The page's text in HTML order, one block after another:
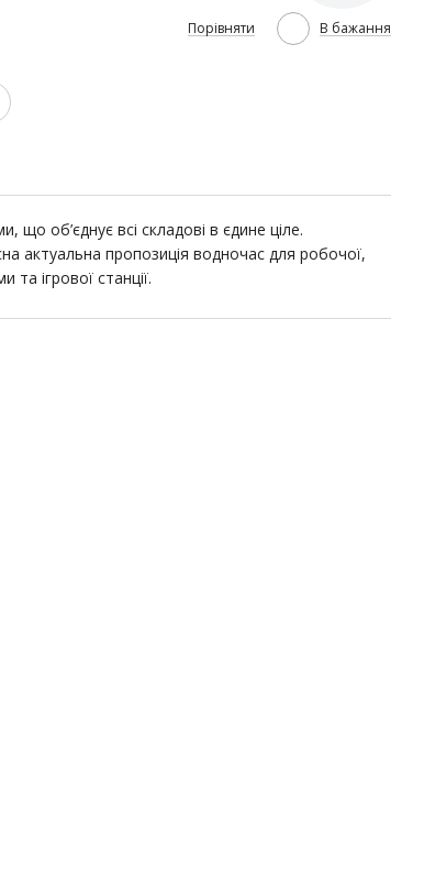
Порівняти В бажання
що об’єднує всі складові в єдине ціле.
актуальна пропозиція водночас для робочої,
ігрової станції.